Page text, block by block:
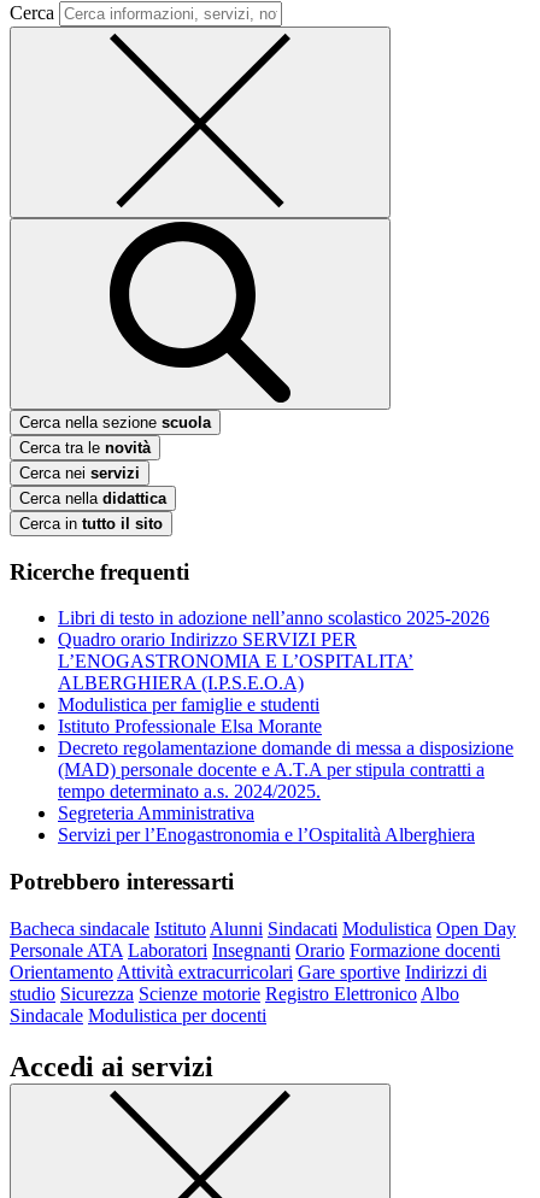
Cerca
Cerca nella sezione scuola
Cerca tra le novità
Cerca nei servizi
Cerca nella didattica
Cerca in tutto il sito
Ricerche frequenti
Libri di testo in adozione nell’anno scolastico 2025-2026
Quadro orario Indirizzo SERVIZI PER
L’ENOGASTRONOMIA E L’OSPITALITA’
ALBERGHIERA (I.P.S.E.O.A)
Modulistica per famiglie e studenti
Istituto Professionale Elsa Morante
Decreto regolamentazione domande di messa a disposizione
(MAD) personale docente e A.T.A per stipula contratti a
tempo determinato a.s. 2024/2025.
Segreteria Amministrativa
Servizi per l’Enogastronomia e l’Ospitalità Alberghiera
Potrebbero interessarti
Bacheca sindacale Istituto Alunni Sindacati Modulistica Open Day
Personale ATA Laboratori Insegnanti Orario Formazione docenti
Orientamento Attività extracurricolari Gare sportive Indirizzi di
studio Sicurezza Scienze motorie Registro Elettronico Albo
Sindacale Modulistica per docenti
Accedi ai servizi